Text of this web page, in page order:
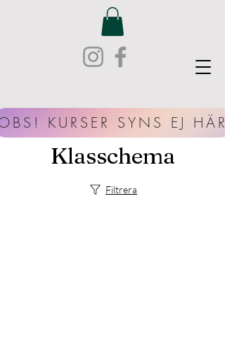
Klasschema
Filtrera
KURSER SYNS EJ HÄR